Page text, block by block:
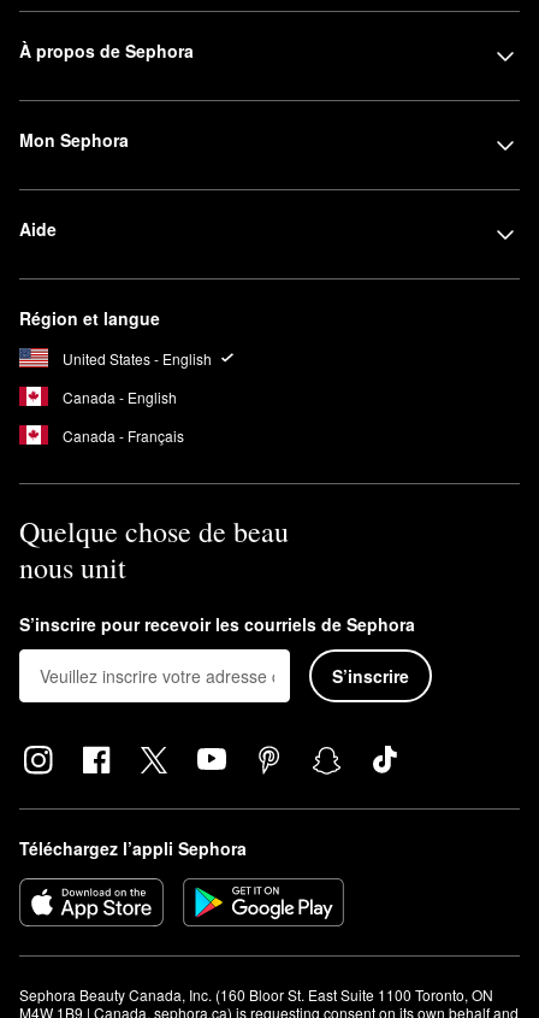
À propos de Sephora
Mon Sephora
Aide
Région et langue
United States - English
Canada - English
Canada - Français
Quelque chose de beau
nous unit
S’inscrire pour recevoir les courriels de Sephora
S’inscrire
Téléchargez l’appli Sephora
Sephora Beauty Canada, Inc. (160 Bloor St. East Suite 1100 Toronto, ON
M4W 1B9 | Canada, sephora.ca) is requesting consent on its own behalf and